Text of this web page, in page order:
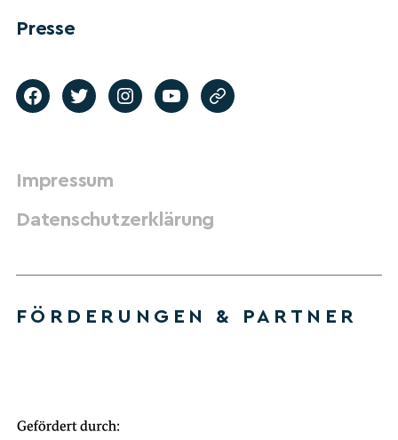
Presse
Impressum
Datenschutzerklärung
FÖRDERUNGEN & PARTNER